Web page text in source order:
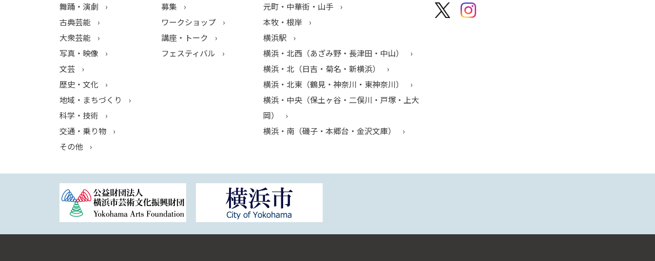
舞踊・演劇
古典芸能
大衆芸能
写真・映像
文芸
歴史・文化
地域・まちづくり
科学・技術
交通・乗り物
その他
募集
ワークショップ
講座・トーク
フェスティバル
元町・中華街・山手
本牧・根岸
横浜駅
横浜・北西（あざみ野・長津田・中山）
横浜・北（日吉・菊名・新横浜）
横浜・北東（鶴見・神奈川・東神奈川）
横浜・中央（保土ヶ谷・二俣川・戸塚・上大
岡）
横浜・南（磯子・本郷台・金沢文庫）